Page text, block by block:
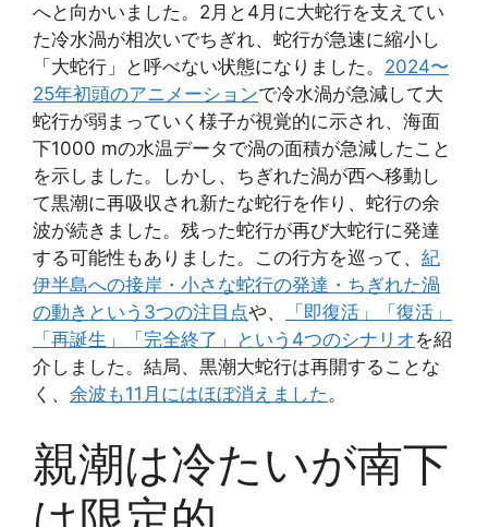
へと向かいました。2月と4月に大蛇行を支えてい
た冷水渦が相次いでちぎれ、蛇行が急速に縮小し
「大蛇行」と呼べない状態になりました。 2024〜
25年初頭のアニメーションで冷水渦が急減して大
蛇行が弱まっていく様子が視覚的に示され、海面
下1000 mの水温データで渦の面積が急減したこと
を示しました。しかし、ちぎれた渦が西へ移動し
て黒潮に再吸収され新たな蛇行を作り、蛇行の余
波が続きました。残った蛇行が再び大蛇行に発達
する可能性もありました。この行方を巡って、 紀
伊半島への接岸・小さな蛇行の発達・ちぎれた渦
の動きという3つの注目点や、
「即復活」「復活」
「再誕生」「完全終了」という4つのシナリオ を紹
介しました。結局、黒潮大蛇行は再開することな
く、 余波も11月にはほぼ消えました。
親潮は冷たいが南下